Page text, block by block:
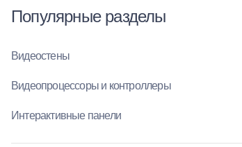
Популярные разделы
Видеостены
Видеопроцессоры и контроллеры
Интерактивные панели